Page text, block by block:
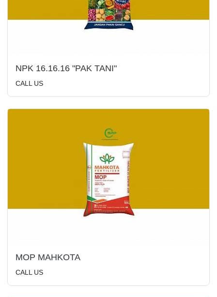
NPK 16.16.16 "PAK TANI"
CALL US
MOP MAHKOTA
CALL US